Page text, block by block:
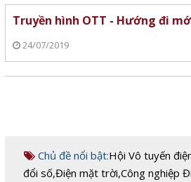
Truyền hình OTT - Hướng đi
24/07/2019
Chủ đề nổi bật:Hội Vô tuyến
đổi số,Điện mặt trời,Công nghiệp